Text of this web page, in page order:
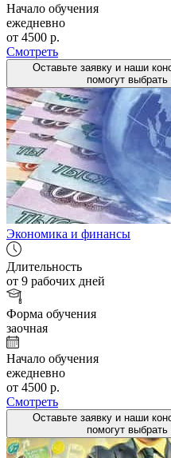
Начало обучения
ежедневно
от 4500 р.
Смотреть
Оставьте заявку и наши
помогут
Экономика и финансы
Длительность
от 9 рабочих дней
Форма обучения
заочная
Начало обучения
ежедневно
от 4500 р.
Смотреть
Оставьте заявку и наши
помогут